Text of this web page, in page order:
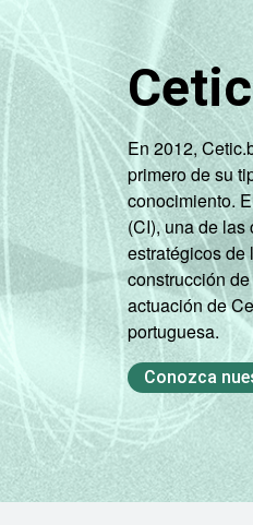
1 Base
seção
Não
Fonte:
En 2012,
primero de su
conocimiento.
(CI), una de
estratégicos de
construcción
actuación de
portuguesa.
Conozca